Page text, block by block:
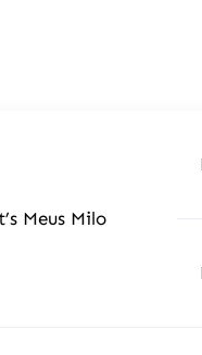
Meus Milo